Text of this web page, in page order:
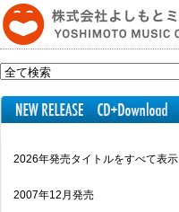
2026年発売タイトルをすべて表示
2007年12月発売